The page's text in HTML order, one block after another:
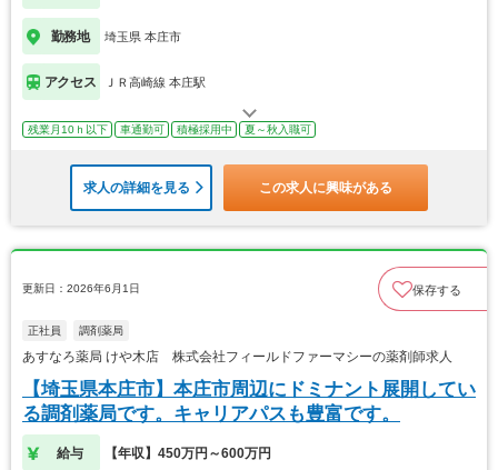
勤務地 埼玉県 本庄市
アクセス ＪＲ高崎線 本庄駅
残業月10ｈ以下 車通勤可 積極採用中 夏～秋入職可
求人の詳細を見る この求人に興味がある
更新日：2026年6月1日 保存する
正社員 調剤薬局
あすなろ薬局 けや木店 株式会社フィールドファーマシーの薬剤師求人
【埼玉県本庄市】本庄市周辺にドミナント展開してい
る調剤薬局です。キャリアパスも豊富です。
給与 【年収】450万円～600万円